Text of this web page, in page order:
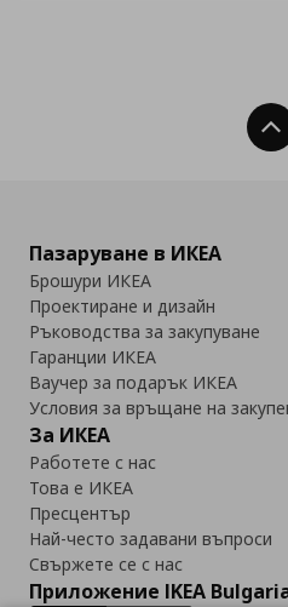
Пазаруване в ИКЕА
Брошури ИКЕА
Проектиране и дизайн
Ръководства за закупуване
Гаранции ИКЕА
Ваучер за подарък ИКЕА
Условия за връщане на
За ИКЕА
Работете с нас
Това е ИКЕА
Пресцентър
Най-често задавани въпроси
Свържете се с нас
Приложение IKEA